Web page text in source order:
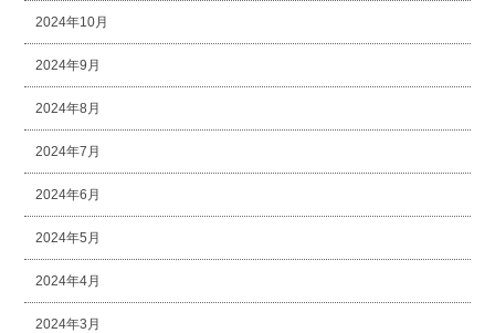
2024年10月
2024年9月
2024年8月
2024年7月
2024年6月
2024年5月
2024年4月
2024年3月